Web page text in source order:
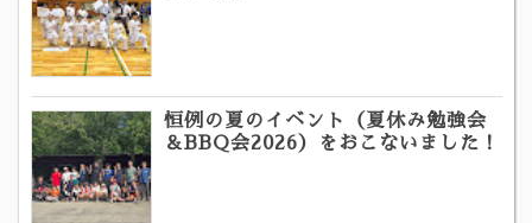
恒例の夏のイベント（夏休み勉強会
＆BBQ会2026）をおこないました！